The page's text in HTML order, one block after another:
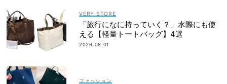
VERY STORE
「旅行になに持っていく？」水際にも使
える【軽量トートバッグ】4選
2026.08.01
ファッション